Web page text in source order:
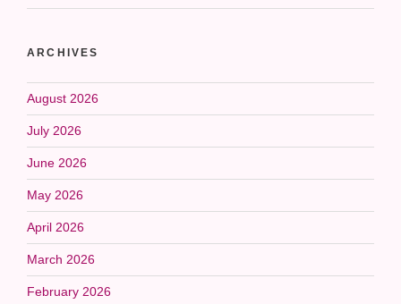
ARCHIVES
August 2026
July 2026
June 2026
May 2026
April 2026
March 2026
February 2026